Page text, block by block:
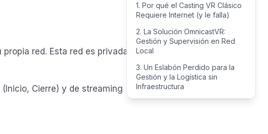
red. Esta red es privada y
Cierre) y de streaming
1. Por qué el Casting VR Clásico
Requiere Internet (y le falla)
2. La Solución OmnicastVR:
Gestión y Supervisión en Red
Local
3. Un Eslabón Perdido para la
Gestión y la Logística sin
Infraestructura